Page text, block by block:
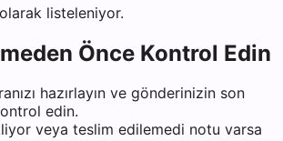
listeleniyor.
Önce Kontrol Edin
hazırlayın ve gönderinizin son
edin.
veya teslim edilemedi notu varsa